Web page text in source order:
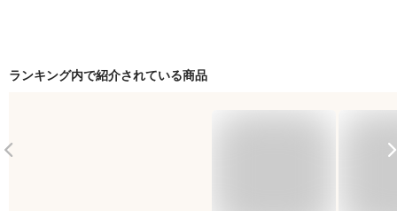
ランキング内で紹介されている商品